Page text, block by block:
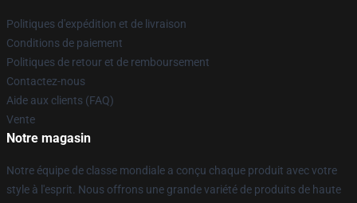
Politiques d'expédition et de livraison
Conditions de paiement
Politiques de retour et de remboursement
Contactez-nous
Aide aux clients (FAQ)
Vente
Notre magasin
Notre équipe de classe mondiale a conçu chaque produit avec votre
style à l'esprit. Nous offrons une grande variété de produits de haute